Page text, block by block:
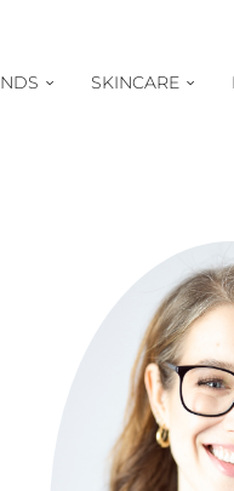
SKINCARE